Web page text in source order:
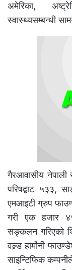
अमेरिका,
स्वास्थ्यसम्बन्धी
गैरआवासीय नेपाली
परिषद्बाट ५३३,
एमआइटी ग्रुप
गरी एक हजार
सङ्कलन गरिएको
वल्र्ड हार्मोनी
साइन्टिफिक